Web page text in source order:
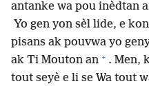
antanke wa pou inèdtan
Yo gen yon sèl lide, e
pisans ak pouvwa yo
ak Ti Mouton an + . Men,
tout seyè e li se Wa tout